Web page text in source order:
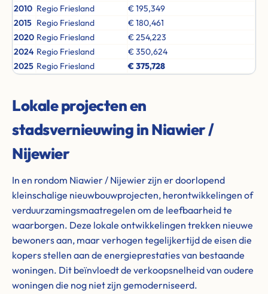
2010 Regio Friesland
€ 195,349
2015 Regio Friesland
€ 180,461
2020 Regio Friesland
€ 254,223
2024 Regio Friesland
€ 350,624
2025 Regio Friesland € 375,728
Lokale projecten en
stadsvernieuwing in Niawier /
Nijewier
In en rondom Niawier / Nijewier zijn er doorlopend
kleinschalige nieuwbouwprojecten, herontwikkelingen of
verduurzamingsmaatregelen om de leefbaarheid te
waarborgen. Deze lokale ontwikkelingen trekken nieuwe
bewoners aan, maar verhogen tegelijkertijd de eisen die
kopers stellen aan de energieprestaties van bestaande
woningen. Dit beïnvloedt de verkoopsnelheid van oudere
woningen die nog niet zijn gemoderniseerd.